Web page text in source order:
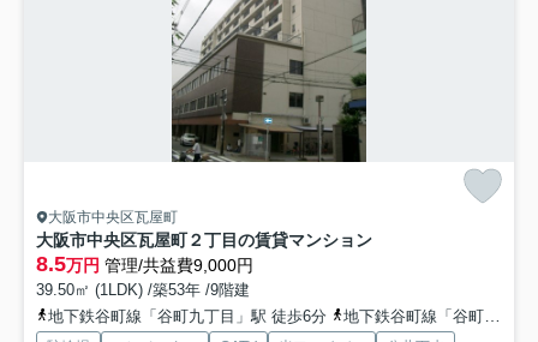
大阪市中央区瓦屋町
大阪市中央区瓦屋町２丁目の賃貸マンション
8.5万円 管理/共益費9,000円
39.50㎡ (1LDK) /築53年 /9階建
地下鉄谷町線「谷町九丁目」駅 徒歩6分
地下鉄谷町線「谷町六丁目」駅 徒歩9分